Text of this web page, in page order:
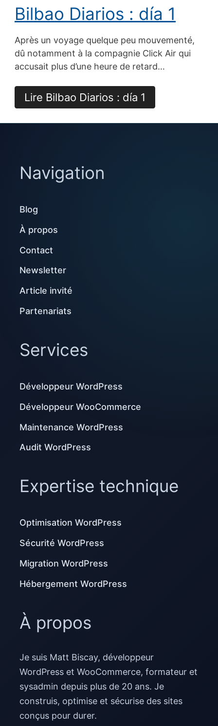
Bilbao Diarios : día 1
Après un voyage quelque peu mouvementé,
dû notamment à la compagnie Click Air qui
accusait plus d’une heure de retard…
Lire Bilbao Diarios : día 1
Navigation
Blog
À propos
Contact
Newsletter
Article invité
Partenariats
Services
Développeur WordPress
Développeur WooCommerce
Maintenance WordPress
Audit WordPress
Expertise technique
Optimisation WordPress
Sécurité WordPress
Migration WordPress
Hébergement WordPress
À propos
Je suis Matt Biscay, développeur
WordPress et WooCommerce, formateur et
sysadmin depuis plus de 20 ans. Je
construis, optimise et sécurise des sites
conçus pour durer.